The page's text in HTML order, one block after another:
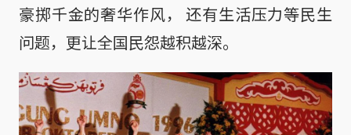
豪掷千金的奢华作风， 还有生活压力等民生
问题，更让全国民怨越积越深。